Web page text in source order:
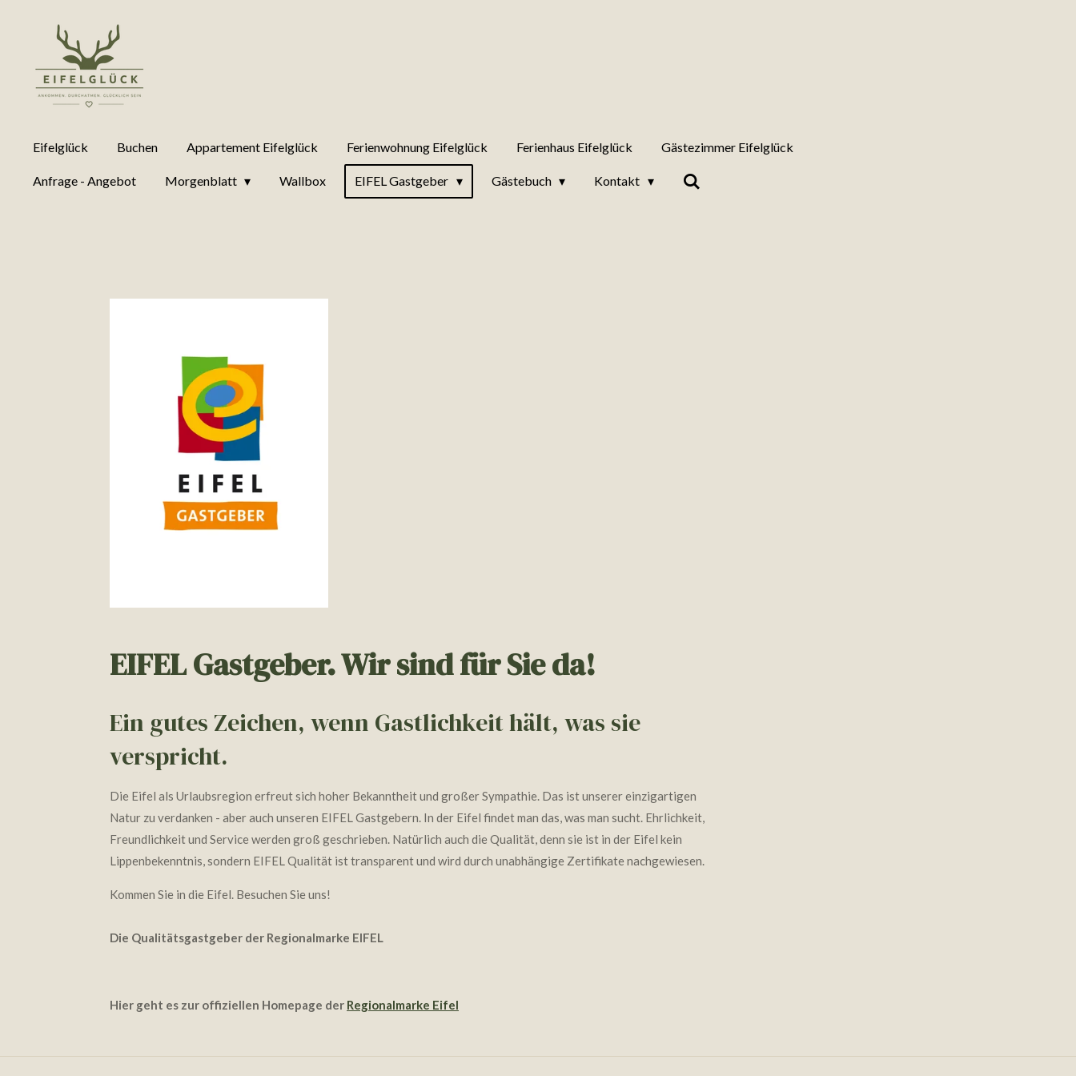
Hauptinhalt
Eifelglück Buchen Appartement Eifelglück Ferienwohnung Eifelglück Ferienhaus Eifelglück Gästezimmer Eifelglück
Anfrage - Angebot Morgenblatt Wallbox EIFEL Gastgeber Gästebuch Kontakt
EIFEL Gastgeber. Wir sind für Sie da!
Ein gutes Zeichen, wenn Gastlichkeit hält, was sie
verspricht.
Die Eifel als Urlaubsregion erfreut sich hoher Bekanntheit und großer Sympathie. Das ist unserer einzigartigen
Natur zu verdanken - aber auch unseren EIFEL Gastgebern. In der Eifel findet man das, was man sucht. Ehrlichkeit,
Freundlichkeit und Service werden groß geschrieben. Natürlich auch die Qualität, denn sie ist in der Eifel kein
Lippenbekenntnis, sondern EIFEL Qualität ist transparent und wird durch unabhängige Zertifikate nachgewiesen.
Kommen Sie in die Eifel. Besuchen Sie uns!
Die Qualitätsgastgeber der Regionalmarke EIFEL
Hier geht es zur offiziellen Homepage der Regionalmarke Eifel